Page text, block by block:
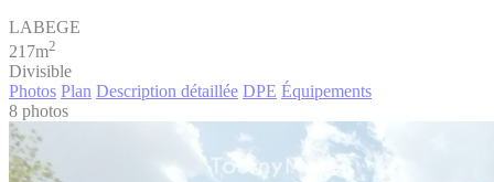
LABEGE
217m2
Divisible
Photos Plan Description détaillée DPE Équipements
8 photos